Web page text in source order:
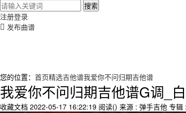
搜索
注册登录
发布曲谱
您的位置： 首页精选吉他谱我爱你不问归期吉他谱
我爱你不问归期吉他谱G调_
收藏文档 2022-05-17 16:22:19 阅读() 来源 : 弹手吉他 专辑